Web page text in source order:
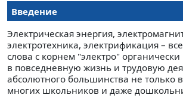
Введение
Электрическая энергия,
электротехника, электрификация –
сло­ва с корнем "электро"
в повседневную жизнь и трудовую
абсолютного большинства не только
многих школьников и даже